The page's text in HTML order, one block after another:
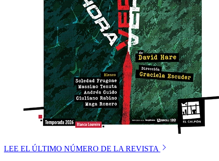
LEE EL ÚLTIMO NÚMERO DE LA REVISTA